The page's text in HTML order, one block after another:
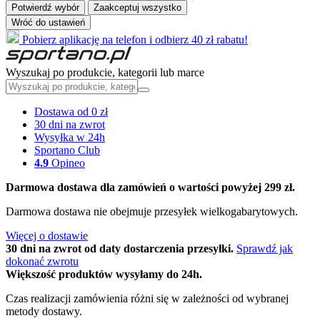
Potwierdź wybór
Zaakceptuj wszystko
Wróć do ustawień
Pobierz aplikację na telefon i odbierz 40 zł rabatu!
Wyszukaj po produkcie, kategorii lub marce
Dostawa od 0 zł
30 dni na zwrot
Wysyłka w 24h
Sportano Club
4.9 Opineo
Darmowa dostawa dla zamówień o wartości powyżej 299 zł.
Darmowa dostawa nie obejmuje przesyłek wielkogabarytowych.
Więcej o dostawie
30 dni na zwrot od daty dostarczenia przesyłki. Sprawdź jak
dokonać zwrotu
Większość produktów wysyłamy do 24h.
Czas realizacji zamówienia różni się w zależności od wybranej
metody dostawy.